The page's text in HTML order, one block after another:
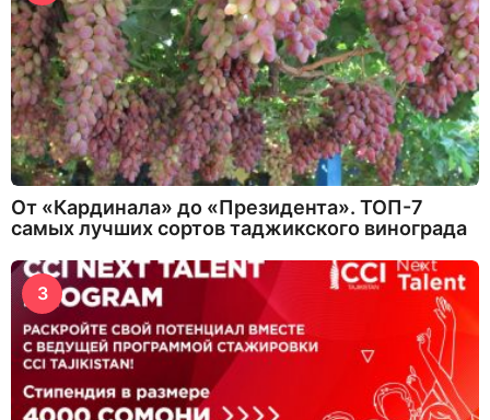
От «Кардинала» до «Президента». ТОП-7
самых лучших сортов таджикского винограда
3